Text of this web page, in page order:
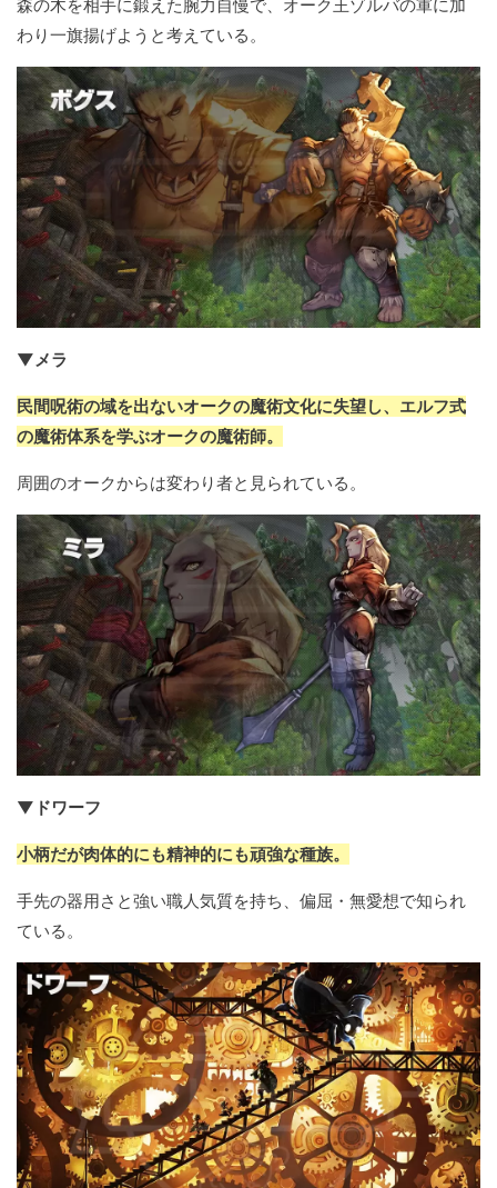
森の木を相手に鍛えた腕力自慢で、オーク王ゾルバの軍に加
わり一旗揚げようと考えている。
▼メラ
民間呪術の域を出ないオークの魔術文化に失望し、エルフ式
の魔術体系を学ぶオークの魔術師。
周囲のオークからは変わり者と見られている。
▼ドワーフ
小柄だが肉体的にも精神的にも頑強な種族。
手先の器用さと強い職人気質を持ち、偏屈・無愛想で知られ
ている。